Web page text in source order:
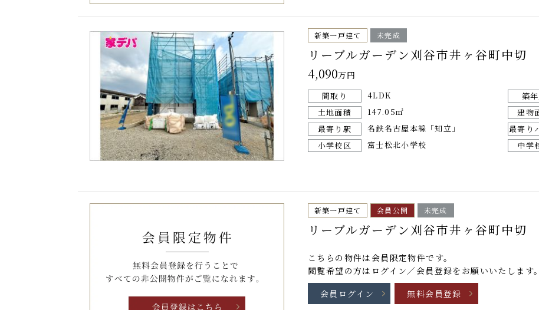
新築一戸建て 未完成
リーブルガーデン刈谷市井ヶ谷町中切
4,090万円
間取り 4LDK 築
土地面積
147.05㎡ 建物
最寄り駅
名鉄名古屋本線「知立」 最寄り
小学校区
富士松北小学校 中学
新築一戸建て 会員公開 未完成
リーブルガーデン刈谷市井ヶ谷町中切
こちらの物件は 会員限定物件です。
閲覧希望の方はログイン／会員登録をお願いいたします。
会員ログイン
無料会員登録